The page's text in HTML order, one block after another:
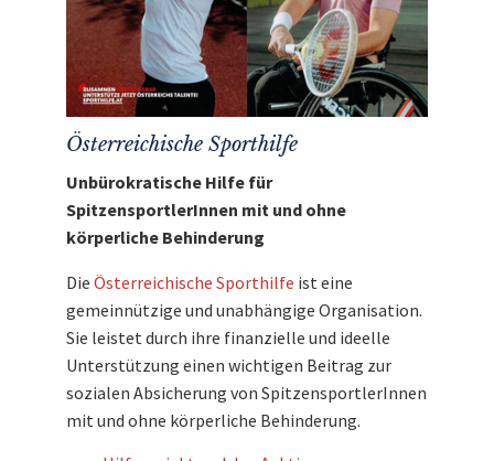
Österreichische Sporthilfe
Unbürokratische Hilfe für
SpitzensportlerInnen mit und ohne
körperliche Behinderung
Die Österreichische Sporthilfe ist eine
gemeinnützige und unabhängige Organisation.
Sie leistet durch ihre finanzielle und ideelle
Unterstützung einen wichtigen Beitrag zur
sozialen Absicherung von SpitzensportlerInnen
mit und ohne körperliche Behinderung.